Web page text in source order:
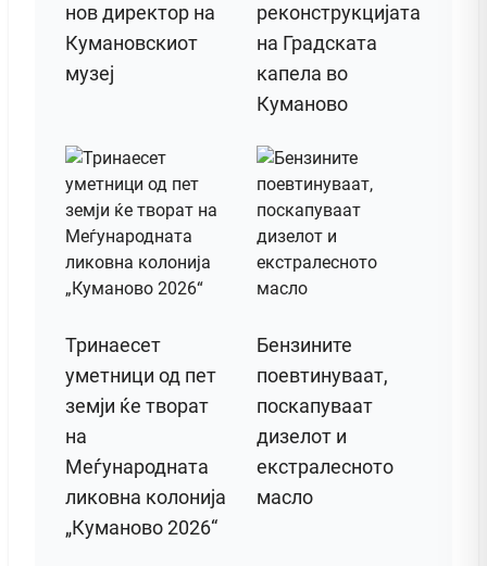
нов директор на
Кумановскиот
музеј
реконструкцијата
на Градската
капела во
Куманово
Тринаесет
уметници од пет
земји ќе творат
на
Меѓународната
ликовна колонија
„Куманово 2026“
Бензините
поевтинуваат,
поскапуваат
дизелот и
екстралесното
масло